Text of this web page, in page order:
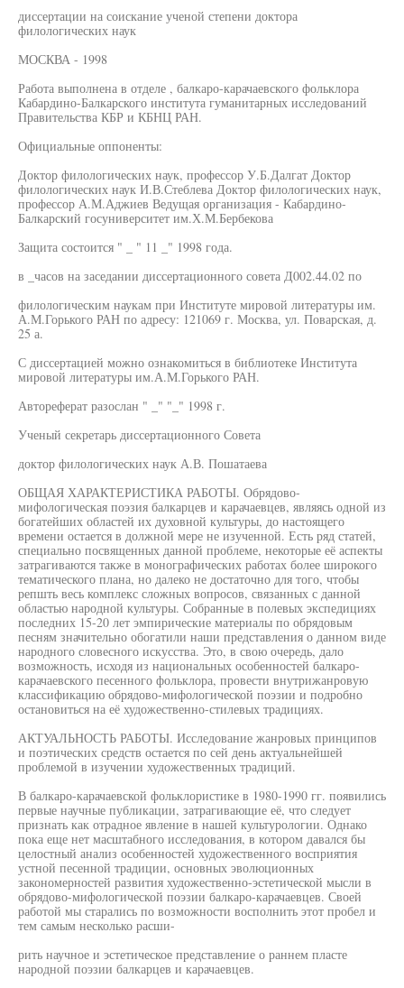
диссертации на соискание ученой степени доктора
филологических наук
МОСКВА - 1998
Работа выполнена в отделе , балкаро-карачаевского фольклора
Кабардино-Балкарского института гуманитарных исследований
Правительства КБР и КБНЦ РАН.
Официальные оппоненты:
Доктор филологических наук, профессор У.Б.Далгат Доктор
филологических наук И.В.Стеблева Доктор филологических наук,
профессор А.М.Аджиев Ведущая организация - Кабардино-
Балкарский госуниверситет им.Х.М.Бербекова
Защита состоится " _ " 11 _" 1998 года.
в _часов на заседании диссертационного совета Д002.44.02 по
филологическим наукам при Институте мировой литературы им.
А.М.Горького РАН по адресу: 121069 г. Москва, ул. Поварская, д.
25 а.
С диссертацией можно ознакомиться в библиотеке Института
мировой литературы им.А.М.Горького РАН.
Автореферат разослан " _" "_" 1998 г.
Ученый секретарь диссертационного Совета
доктор филологических наук А.В. Пошатаева
ОБЩАЯ ХАРАКТЕРИСТИКА РАБОТЫ. Обрядово-
мифологическая поэзия балкарцев и карачаевцев, являясь одной из
богатейших областей их духовной культуры, до настоящего
времени остается в должной мере не изученной. Есть ряд статей,
специально посвященных данной проблеме, некоторые её аспекты
затрагиваются также в монографических работах более широкого
тематического плана, но далеко не достаточно для того, чтобы
репшть весь комплекс сложных вопросов, связанных с данной
областью народной культуры. Собранные в полевых экспедициях
последних 15-20 лет эмпирические материалы по обрядовым
песням значительно обогатили наши представления о данном виде
народного словесного искусства. Это, в свою очередь, дало
возможность, исходя из национальных особенностей балкаро-
карачаевского песенного фольклора, провести внутрижанровую
классификацию обрядово-мифологической поэзии и подробно
остановиться на её художественно-стилевых традициях.
АКТУАЛЬНОСТЬ РАБОТЫ. Исследование жанровых принципов
и поэтических средств остается по сей день актуальнейшей
проблемой в изучении художественных традиций.
В балкаро-карачаевской фольклористике в 1980-1990 гг. появились
первые научные публикации, затрагивающие её, что следует
признать как отрадное явление в нашей культурологии. Однако
пока еще нет масштабного исследования, в котором давался бы
целостный анализ особенностей художественного восприятия
устной песенной традиции, основных эволюционных
закономерностей развития художественно-эстетической мысли в
обрядово-мифологической поэзии балкаро-карачаевцев. Своей
работой мы старались по возможности восполнить этот пробел и
тем самым несколько расши-
рить научное и эстетическое представление о раннем пласте
народной поэзии балкарцев и карачаевцев.